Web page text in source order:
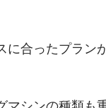
に合ったプラン